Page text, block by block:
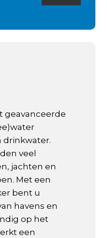
geavanceerde
drinkwater.
veel
jachten en
Met een
bent u
havens en
op het
een